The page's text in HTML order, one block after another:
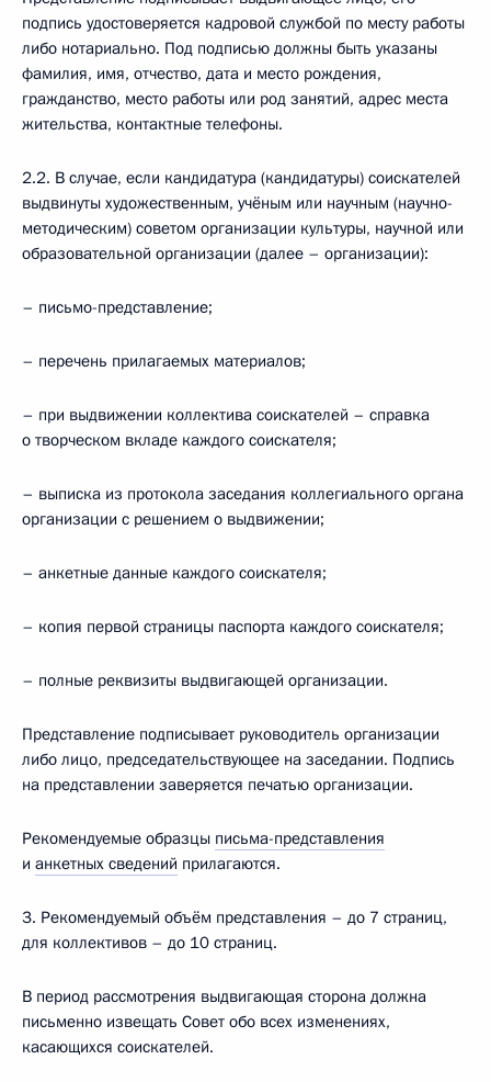
подпись удостоверяется кадровой службой по месту работы
либо нотариально. Под подписью должны быть указаны
фамилия, имя, отчество, дата и место рождения,
гражданство, место работы или род занятий, адрес места
жительства, контактные телефоны.
2.2. В случае, если кандидатура (кандидатуры) соискателей
выдвинуты художественным, учёным или научным (научно-
методическим) советом организации культуры, научной или
образовательной организации (далее – организации):
– письмо-представление;
– перечень прилагаемых материалов;
– при выдвижении коллектива соискателей – справка
о творческом вкладе каждого соискателя;
– выписка из протокола заседания коллегиального органа
организации с решением о выдвижении;
– анкетные данные каждого соискателя;
– копия первой страницы паспорта каждого соискателя;
– полные реквизиты выдвигающей организации.
Представление подписывает руководитель организации
либо лицо, председательствующее на заседании. Подпись
на представлении заверяется печатью организации.
Рекомендуемые образцы письма-представления
и анкетных сведений прилагаются.
3. Рекомендуемый объём представления – до 7 страниц,
для коллективов – до 10 страниц.
В период рассмотрения выдвигающая сторона должна
письменно извещать Совет обо всех изменениях,
касающихся соискателей.